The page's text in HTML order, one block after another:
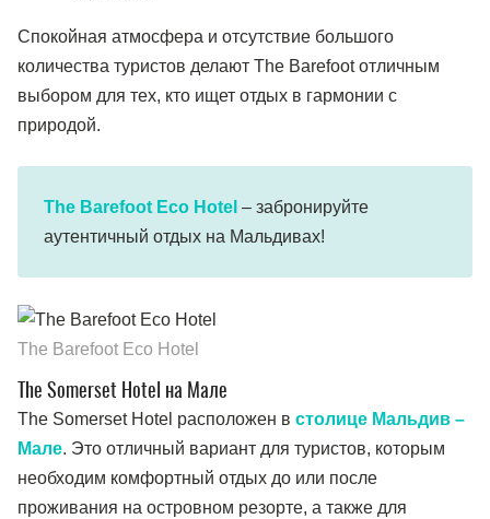
Спокойная атмосфера и отсутствие большого
количества туристов делают The Barefoot отличным
выбором для тех, кто ищет отдых в гармонии с
природой.
The Barefoot Eco Hotel – забронируйте
аутентичный отдых на Мальдивах!
The Barefoot Eco Hotel
The Somerset Hotel на Мале
The Somerset Hotel расположен в столице Мальдив –
Мале. Это отличный вариант для туристов, которым
необходим комфортный отдых до или после
проживания на островном резорте, а также для